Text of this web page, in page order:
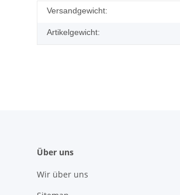
Versandgewicht:
Artikelgewicht:
Über uns
Wir über uns